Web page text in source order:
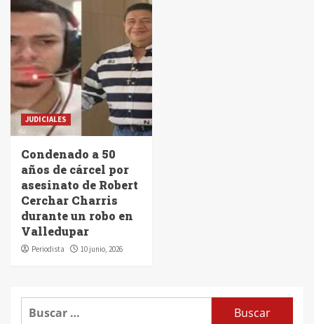
JUDICIALES
Condenado a 50
años de cárcel por
asesinato de Robert
Cerchar Charris
durante un robo en
Valledupar
Periodista 10 junio, 2026
Buscar: